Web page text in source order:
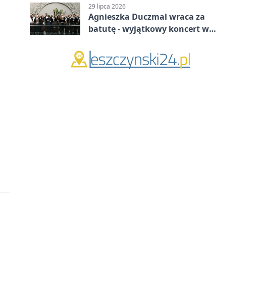
29 lipca 2026
Agnieszka Duczmal wraca za
batutę - wyjątkowy koncert w